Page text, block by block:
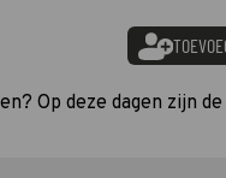
Op deze dagen zijn